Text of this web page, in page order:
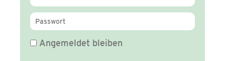
Angemeldet bleiben